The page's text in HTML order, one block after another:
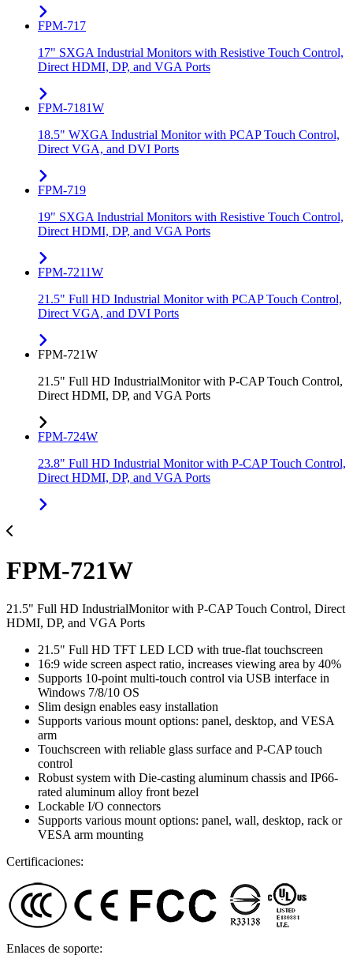
FPM-717
17" SXGA Industrial Monitors with Resistive Touch Control,
Direct HDMI, DP, and VGA Ports
FPM-7181W
18.5" WXGA Industrial Monitor with PCAP Touch Control,
Direct VGA, and DVI Ports
FPM-719
19" SXGA Industrial Monitors with Resistive Touch Control,
Direct HDMI, DP, and VGA Ports
FPM-7211W
21.5" Full HD Industrial Monitor with PCAP Touch Control,
Direct VGA, and DVI Ports
FPM-721W
21.5" Full HD IndustrialMonitor with P-CAP Touch Control,
Direct HDMI, DP, and VGA Ports
FPM-724W
23.8" Full HD Industrial Monitor with P-CAP Touch Control,
Direct HDMI, DP, and VGA Ports
FPM-721W
21.5" Full HD IndustrialMonitor with P-CAP Touch Control, Direct
HDMI, DP, and VGA Ports
21.5" Full HD TFT LED LCD with true-flat touchscreen
16:9 wide screen aspect ratio, increases viewing area by 40%
Supports 10-point multi-touch control via USB interface in
Windows 7/8/10 OS
Slim design enables easy installation
Supports various mount options: panel, desktop, and VESA
arm
Touchscreen with reliable glass surface and P-CAP touch
control
Robust system with Die-casting aluminum chassis and IP66-
rated aluminum alloy front bezel
Lockable I/O connectors
Supports various mount options: panel, wall, desktop, rack or
VESA arm mounting
Certificaciones:
Enlaces de soporte: